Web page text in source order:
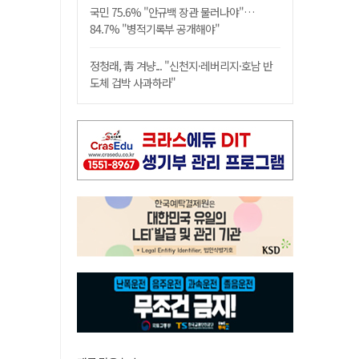
국민 75.6% "안규백 장관 물러나야"…
84.7% "병적기록부 공개해야"
정청래, 靑 겨냥... "신천지·레버리지·호남 반
도체 겁박 사과하라"